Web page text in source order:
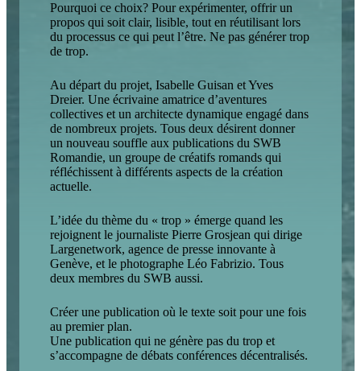
Pourquoi ce choix? Pour expérimenter, offrir un
propos qui soit clair, lisible, tout en réutilisant lors
du processus ce qui peut l’être. Ne pas générer trop
de trop.
Au départ du projet, Isabelle Guisan et Yves
Dreier. Une écrivaine amatrice d’aventures
collectives et un architecte dynamique engagé dans
de nombreux projets. Tous deux désirent donner
un nouveau souffle aux publications du SWB
Romandie, un groupe de créatifs romands qui
réfléchissent à différents aspects de la création
actuelle.
L’idée du thème du « trop » émerge quand les
rejoignent le journaliste Pierre Grosjean qui dirige
Largenetwork, agence de presse innovante à
Genève, et le photographe Léo Fabrizio. Tous
deux membres du SWB aussi.
Créer une publication où le texte soit pour une fois
au premier plan.
Une publication qui ne génère pas du trop et
s’accompagne de débats conférences décentralisés.